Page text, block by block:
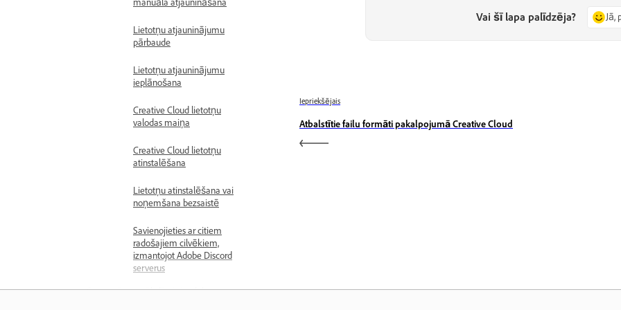
manuāla atjaunināšana
Lietotņu atjauninājumu
pārbaude
Lietotņu atjauninājumu
ieplānošana
Creative Cloud lietotņu
valodas maiņa
Creative Cloud lietotņu
atinstalēšana
Lietotņu atinstalēšana vai
noņemšana bezsaistē
Savienojieties ar citiem
radošajiem cilvēkiem,
izmantojot Adobe Discord
serverus
Ģeneratīvais mākslīgais intelekts
Vai šī lapa palīdzēja? Jā,
Iepriekšējais
Atbalstītie failu formāti pakalpojumā Creative Cloud